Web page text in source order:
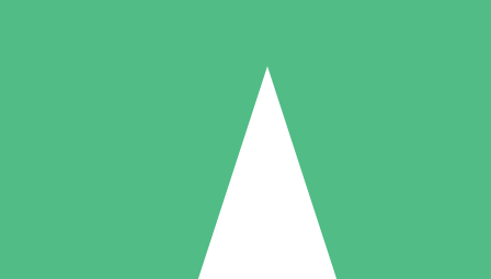
Packs de Crédits Individuels
à l'utilisation avec des crédits de téléchargement. Sans engagement
5 Téléchargements
US$